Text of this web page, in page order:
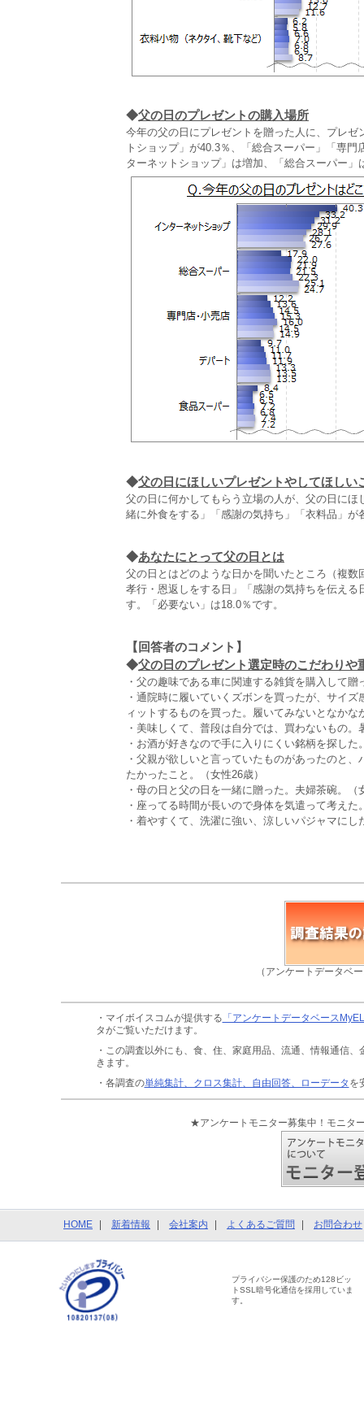
◆父の日のプレゼントの購入場所
今年の父の日にプレゼントを贈った人に、プレ
トショップ」が40.3％、「総合スーパー」「専
ターネットショップ」は増加、「総合スーパー」
◆父の日にほしいプレゼントやしてほしい
父の日に何かしてもらう立場の人が、父の日に
緒に外食をする」「感謝の気持ち」「衣料品」が
◆あなたにとって父の日とは
父の日とはどのような日かを聞いたところ（複
孝行・恩返しをする日」「感謝の気持ちを伝え
す。「必要ない」は18.0％です。
【回答者のコメント】
◆父の日のプレゼント選定時のこだわりや
・父の趣味である車に関連する雑貨を購入して贈
・通院時に履いていくズボンを買ったが、サイ
ィットするものを買った。履いてみないとなか
・美味しくて、普段は自分では、買わないもの
・お酒が好きなので手に入りにくい銘柄を探した
・父親が欲しいと言っていたものがあったのと
たかったこと。（女性26歳）
・母の日と父の日を一緒に贈った。夫婦茶碗。（
・座ってる時間が長いので身体を気遣って考え
・着やすくて、洗濯に強い、涼しいパジャマにし
（アンケートデータベ
・マイボイスコムが提供する 「アンケートデータベース
タがご覧いただけます。
・この調査以外にも、食、住、家庭用品、流通、情報通信、
きます。
・各調査の単純集計、クロス集計、自由回答、ローデータ を
★アンケートモニター募集中！モニタ
HOME 新着情報 会社案内 よくあるご質問 お問合わせ
プライバシー保護のため128ビッ
トSSL暗号化通信を採用していま
す。